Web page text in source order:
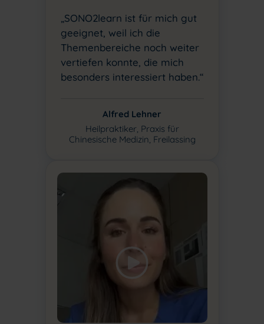
„SONO2learn ist für mich gut
geeignet, weil ich die
Themenbereiche noch weiter
vertiefen konnte, die mich
besonders interessiert haben.“
Alfred Lehner
Heilpraktiker, Praxis für
Chinesische Medizin, Freilassing